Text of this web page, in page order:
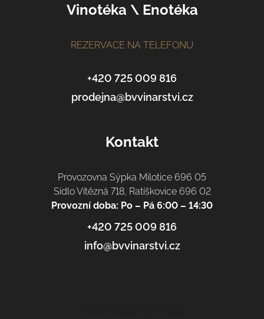
Vinotéka \ Enotéka
REZERVACE NA TELEFONU
+420 725 009 816
prodejna@bvvinarstvi.cz
Kontakt
Provozovna Sýpka Milotice 696 05
Sídlo Vítězná 718, Ratíškovice 696 02
Provozní doba: Po – Pá 6:00 – 14:30
+420 725 009 816
info@bvvinarstvi.cz